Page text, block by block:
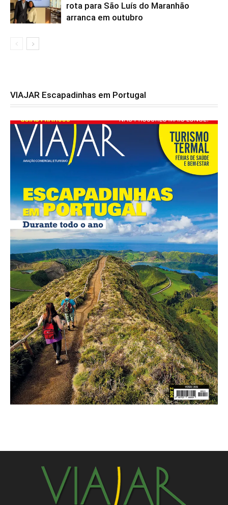
rota para São Luís do Maranhão
arranca em outubro
VIAJAR Escapadinhas em Portugal